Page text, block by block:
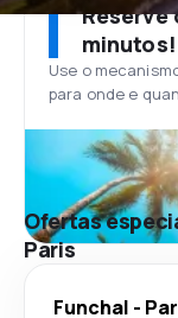
Reserve
minutos!
Use o
para onde e
Ofertas
Paris
Funchal -